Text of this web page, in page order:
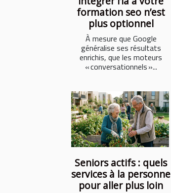
formation seo n’est
plus optionnel
À mesure que Google
généralise ses résultats
enrichis, que les moteurs
« conversationnels »...
Seniors actifs : quels
services à la personne
pour aller plus loin